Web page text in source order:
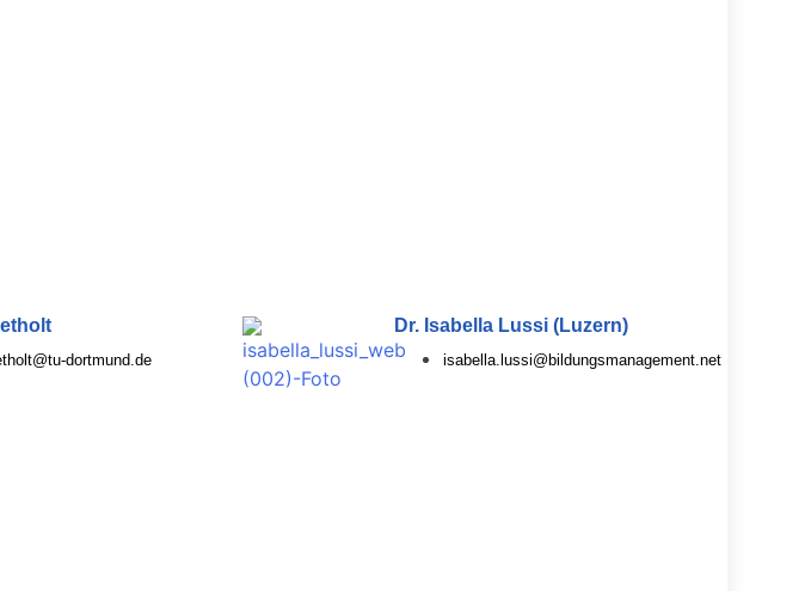
dortmund.de
Dr. Isabella Lussi (Luzern)
isabella.lussi@bildungsmanagement.net